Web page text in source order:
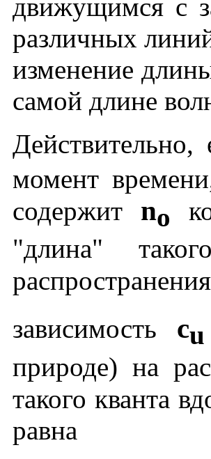
движущимся с
различных
изменение
самой длине
момент
содержит no
"длина"
зависимость cu
природе) на
такого кванта
равна